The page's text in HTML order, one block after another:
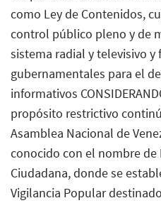
como Ley de Contenidos,
control público pleno y de
sistema radial y televisivo y
gubernamentales para el
informativos
propósito restrictivo
Asamblea Nacional de
conocido con el nombre de
Ciudadana, donde se
Vigilancia Popular